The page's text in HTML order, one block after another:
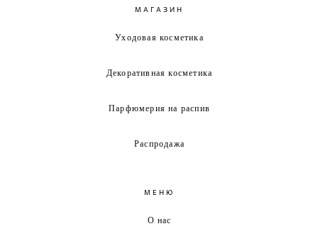
МАГАЗИН
Уходовая косметика
Декоративная косметика
Парфюмерия на распив
Распродажа
МЕНЮ
О нас